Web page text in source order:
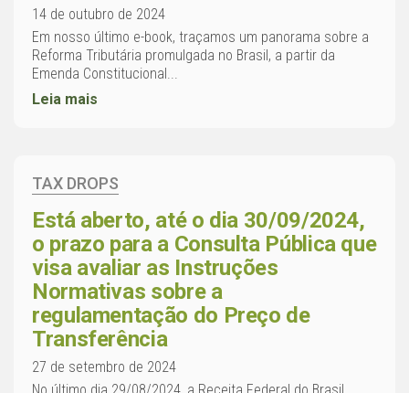
14 de outubro de 2024
Em nosso último e-book, traçamos um panorama sobre a
Reforma Tributária promulgada no Brasil, a partir da
Emenda Constitucional...
Leia mais
TAX DROPS
Está aberto, até o dia 30/09/2024,
o prazo para a Consulta Pública que
visa avaliar as Instruções
Normativas sobre a
regulamentação do Preço de
Transferência
27 de setembro de 2024